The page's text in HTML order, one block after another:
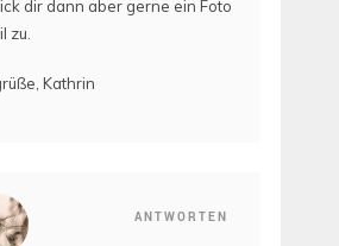
dir dann aber gerne ein Foto
zu.
Kathrin
ANTWORTEN